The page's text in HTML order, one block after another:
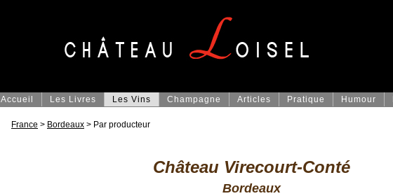
Accueil Les Livres Les Vins Champagne Articles Pratique Humour
France > Bordeaux > Par producteur
Château Virecourt-Conté
Bordeaux